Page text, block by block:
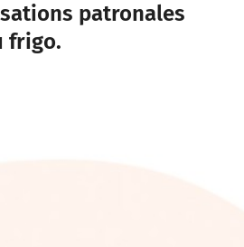
patronales
frigo.